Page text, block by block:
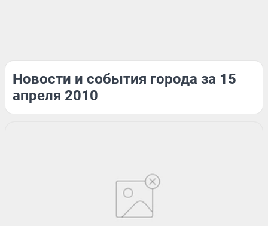
Новости и события города за 15
апреля 2010